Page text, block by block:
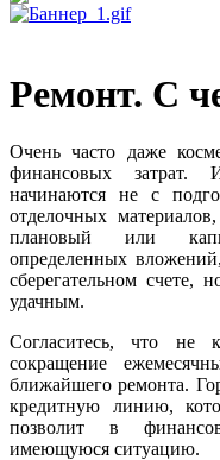
Ремонт. С
Очень часто даже
финансовых
начинаются не с
отделочных
плановый или
определенных
сберегательном счете,
удачным.
Согласитесь, что не
сокращение
ближайшего ремонта.
кредитную линию,
позволит в
имеющуюся ситуацию.